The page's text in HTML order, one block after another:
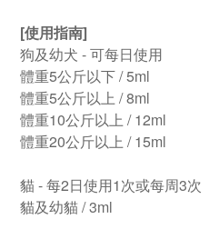
[使用指南]
狗及幼犬 - 可每日使用
體重5公斤以下 / 5ml
體重5公斤以上 / 8ml
體重10公斤以上 / 12ml
體重20公斤以上 / 15ml
貓 - 每2日使用1次或每周3次
貓及幼貓 / 3ml